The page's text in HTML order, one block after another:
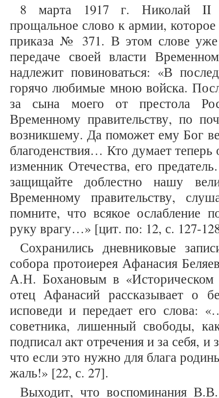
8 марта 1917 г. Николай II
прощальное слово к армии,
приказа № 371. В этом слове
передаче своей власти
надлежит повиноваться: «В
горячо любимые мною войска.
за сына моего от престола
Временному правительству, по
возникшему. Да поможет ему Бог
благоденствия… Кто думает
изменник Отечества, его
защищайте доблестно нашу
Временному правительству,
помните, что всякое ослабление
руку врагу…» [цит. по: 12, с. 127-
Сохранились дневниковые
собора протоиерея Афанасия
А.Н. Бохановым в «Историческом
отец Афанасий рассказывает о
исповеди и передает его слова:
советника, лишенный свободы,
подписал акт отречения и за себя,
что если это нужно для блага
жаль!» [22, с. 27].
Выходит, что воспоминания